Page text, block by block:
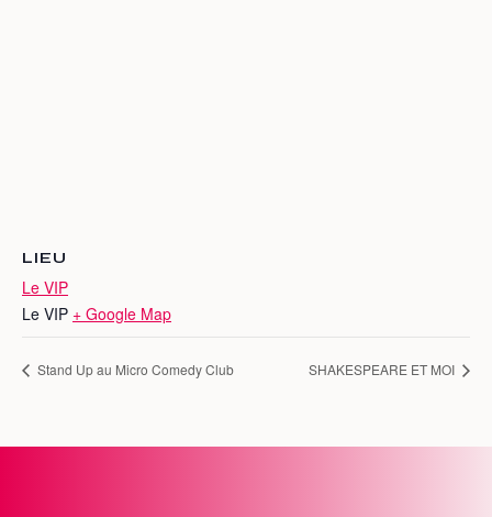
LIEU
Le VIP
Le VIP + Google Map
Stand Up au Micro Comedy Club SHAKESPEARE ET MOI